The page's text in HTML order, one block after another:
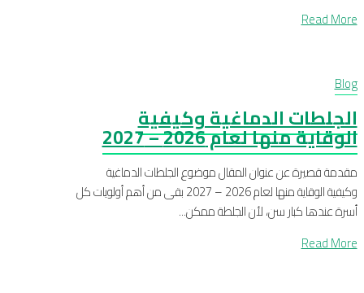
Read More
Blog
الجلطات الدماغية وكيفية
الوقاية منها لعام 2026 – 2027
مقدمة قصيرة عن عنوان المقال موضوع الجلطات الدماغية
وكيفية الوقاية منها لعام 2026 – 2027 بقى من أهم أولويات كل
أسرة عندها كبار سن، لأن الجلطة ممكن...
Read More